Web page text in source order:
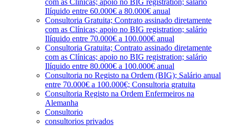
Ilíquido entre 60.000€ a 80.000€ anual
Consultoria Gratuita; Contrato assinado diretamente
com as Clínicas; apoio no BIG registration; salário
Ilíquido entre 70.000€ a 100.000€ anual
Consultoria Gratuita; Contrato assinado diretamente
com as Clínicas; apoio no BIG registration; salário
Ilíquido entre 80.000€ a 100.000€ anual
Consultoria no Registo na Ordem (BIG); Salário anual
entre 70.000€ a 100.000€; Consultoria gratuita
Consultoria Registo na Ordem Enfermeiros na
Alemanha
Consultorio
consultorios privados